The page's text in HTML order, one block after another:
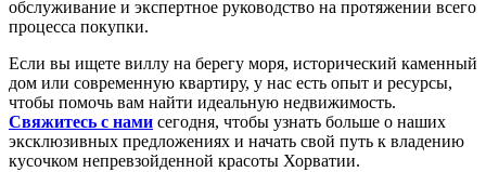
обслуживание и экспертное руководство на протяжении всего
процесса покупки.
Если вы ищете виллу на берегу моря, исторический каменный
дом или современную квартиру, у нас есть опыт и ресурсы,
чтобы помочь вам найти идеальную недвижимость.
Свяжитесь с нами сегодня, чтобы узнать больше о наших
эксклюзивных предложениях и начать свой путь к владению
кусочком непревзойденной красоты Хорватии.